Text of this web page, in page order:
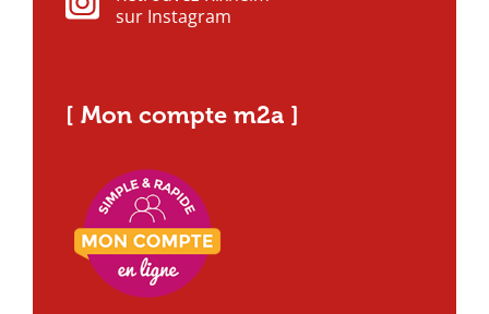
sur Instagram
[ Mon compte m2a ]